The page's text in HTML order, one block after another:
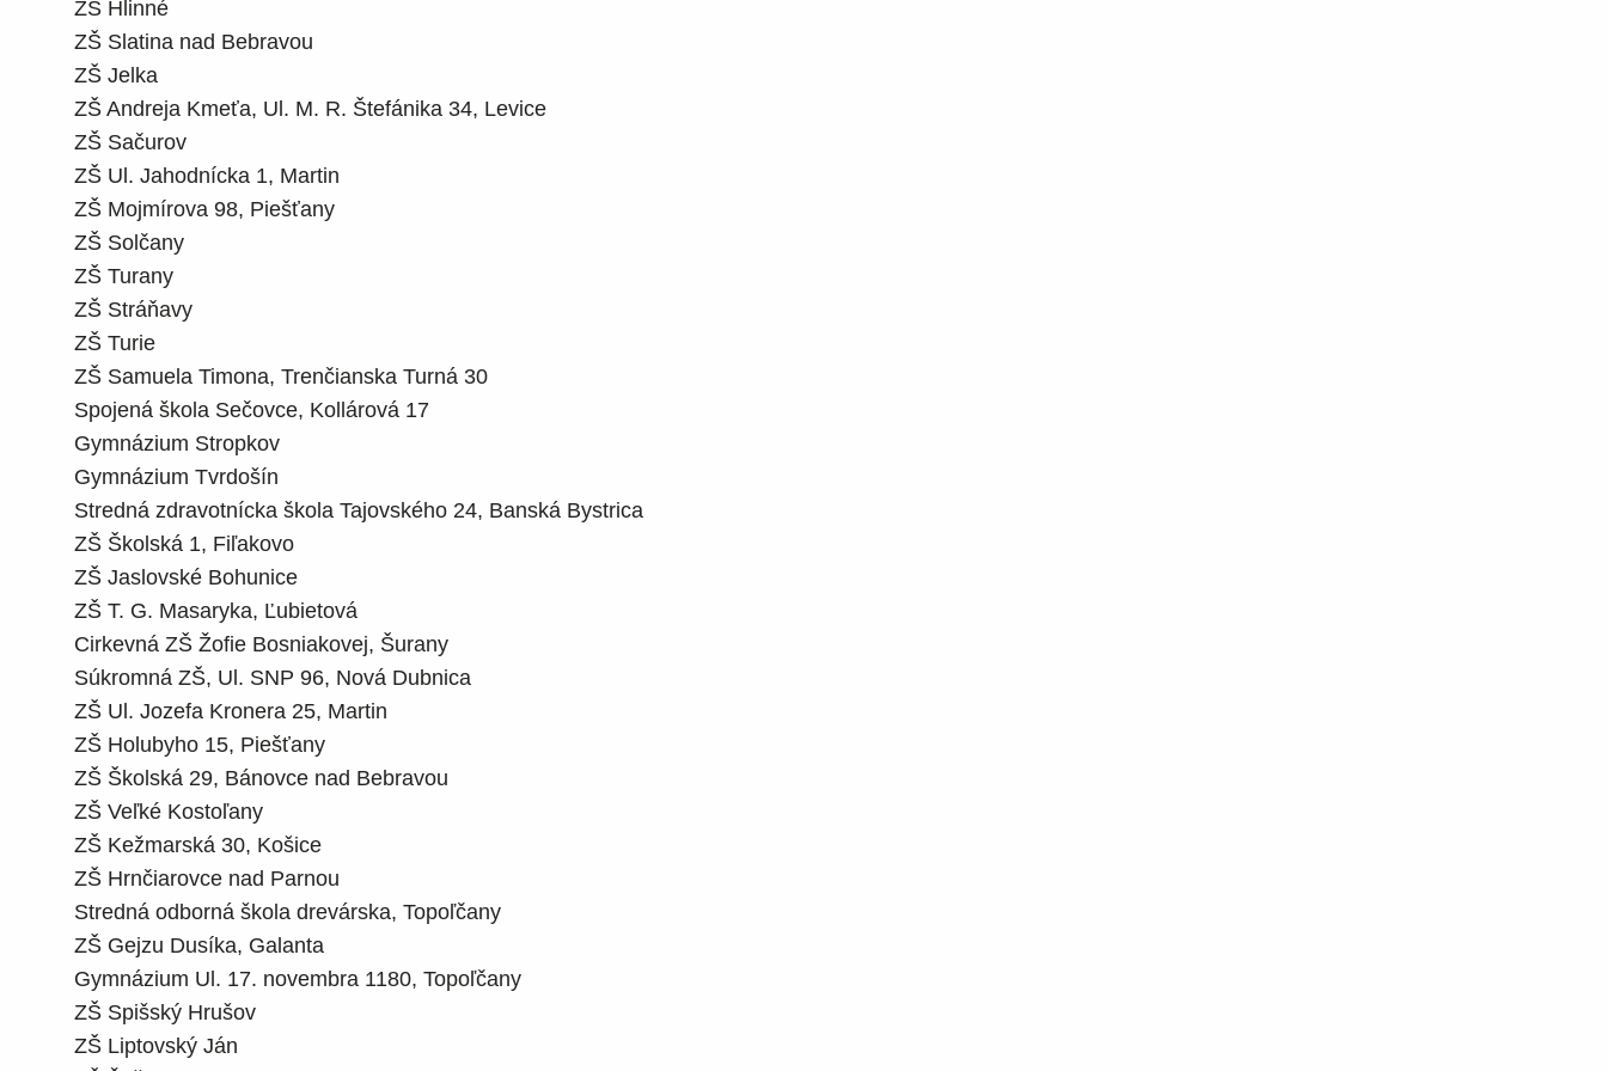
ZŠ Hlinné
ZŠ Slatina nad Bebravou
ZŠ Jelka
ZŠ Andreja Kmeťa, Ul. M. R. Štefánika 34, Levice
ZŠ Sačurov
ZŠ Ul. Jahodnícka 1, Martin
ZŠ Mojmírova 98, Piešťany
ZŠ Solčany
ZŠ Turany
ZŠ Stráňavy
ZŠ Turie
ZŠ Samuela Timona, Trenčianska Turná 30
Spojená škola Sečovce, Kollárová 17
Gymnázium Stropkov
Gymnázium Tvrdošín
Stredná zdravotnícka škola Tajovského 24, Banská Bystrica
ZŠ Školská 1, Fiľakovo
ZŠ Jaslovské Bohunice
ZŠ T. G. Masaryka, Ľubietová
Cirkevná ZŠ Žofie Bosniakovej, Šurany
Súkromná ZŠ, Ul. SNP 96, Nová Dubnica
ZŠ Ul. Jozefa Kronera 25, Martin
ZŠ Holubyho 15, Piešťany
ZŠ Školská 29, Bánovce nad Bebravou
ZŠ Veľké Kostoľany
ZŠ Kežmarská 30, Košice
ZŠ Hrnčiarovce nad Parnou
Stredná odborná škola drevárska, Topoľčany
ZŠ Gejzu Dusíka, Galanta
Gymnázium Ul. 17. novembra 1180, Topoľčany
ZŠ Spišský Hrušov
ZŠ Liptovský Ján